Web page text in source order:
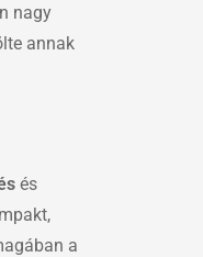
nagy
annak
és
a